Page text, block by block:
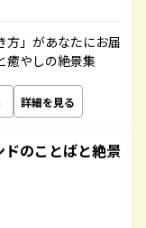
方」があなたにお届
癒やしの絶景集
詳細を見る
のことばと絶景